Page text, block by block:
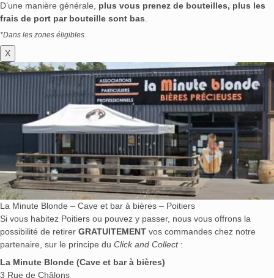
D’une manière générale, plus vous prenez de bouteilles, plus les
frais de port par bouteille sont bas.
*Dans les zones éligibles
X
La Minute Blonde – Cave et bar à bières – Poitiers
Si vous habitez Poitiers ou pouvez y passer, nous vous offrons la
possibilité de retirer GRATUITEMENT vos commandes chez notre
partenaire, sur le principe du Click and Collect:
La Minute Blonde (Cave et bar à bières)
3 Rue de Châlons